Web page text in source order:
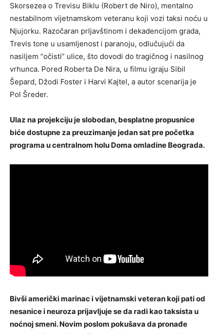
Skorsezea o Trevisu Biklu (Robert de Niro), mentalno
nestabilnom vijetnamskom veteranu koji vozi taksi noću u
Njujorku. Razočaran prljavštinom i dekadencijom grada,
Trevis tone u usamljenost i paranoju, odlučujući da
nasiljem “očisti” ulice, što dovodi do tragičnog i nasilnog
vrhunca. Pored Roberta De Nira, u filmu igraju Sibil
Šepard, Džodi Foster i Harvi Kajtel, a autor scenarija je
Pol Šreder.
Ulaz na projekciju je slobodan, besplatne propusnice
biće dostupne za preuzimanje jedan sat pre početka
programa u centralnom holu Doma omladine Beograda.
Bivši američki marinac i vijetnamski veteran koji pati od
nesanice i neuroza prijavljuje se da radi kao taksista u
noćnoj smeni. Novim poslom pokušava da pronađe